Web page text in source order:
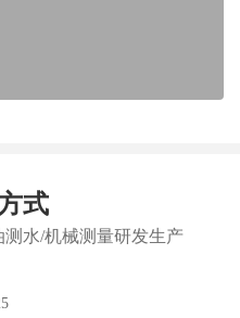
式
水/机械测量研发生产